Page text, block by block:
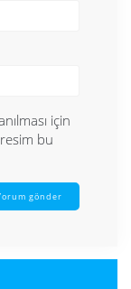
için
bu